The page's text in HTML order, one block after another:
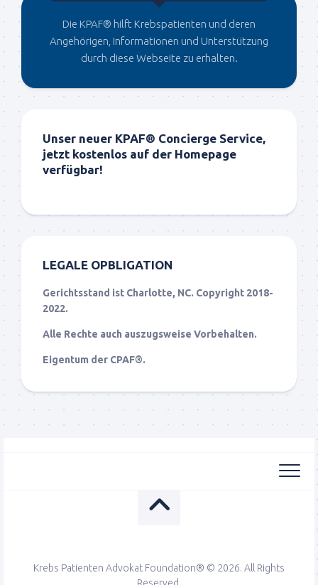
Die KPAF® hilft Krebspatienten und deren
Angehörigen, Informationen und Unterstützung
durch diese Webseite zu erhalten.
Unser neuer KPAF® Concierge Service,
jetzt kostenlos auf der Homepage
verfügbar!
LEGALE OPBLIGATION
Gerichtsstand ist Charlotte, NC. Copyright 2018-
2022.
Alle Rechte auch auszugsweise Vorbehalten.
Eigentum der CPAF®.
Krebs Patienten Advokat Foundation® © 2026. All Rights
Reserved.